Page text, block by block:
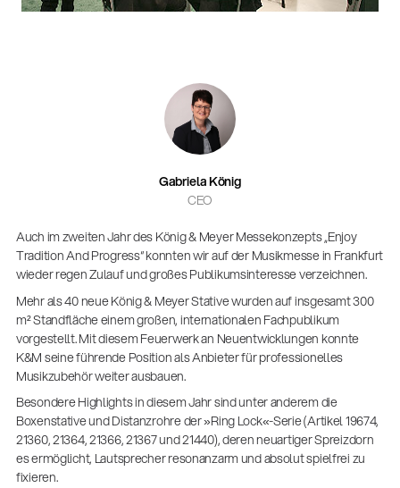
Fachkraft für Metalltechnik Ausbildung
(m/w/d)
Ausbildung | freie Ausbildungsstellen
Gesamtkatalog 2026
(E-Paper)
Gabriela König
CEO
Auch im zweiten Jahr des König & Meyer Messekonzepts „Enjoy
Tradition And Progress“ konnten wir auf der Musikmesse in Frankfurt
wieder regen Zulauf und großes Publikumsinteresse verzeichnen.
Mehr als 40 neue König & Meyer Stative wurden auf insgesamt 300
m² Standfläche einem großen, internationalen Fachpublikum
vorgestellt. Mit diesem Feuerwerk an Neuentwicklungen konnte
K&M seine führende Position als Anbieter für professionelles
Musikzubehör weiter ausbauen.
Besondere Highlights in diesem Jahr sind unter anderem die
Boxenstative und Distanzrohre der »Ring Lock«-Serie (Artikel 19674,
21360, 21364, 21366, 21367 und 21440), deren neuartiger Spreizdorn
es ermöglicht, Lautsprecher resonanzarm und absolut spielfrei zu
fixieren.